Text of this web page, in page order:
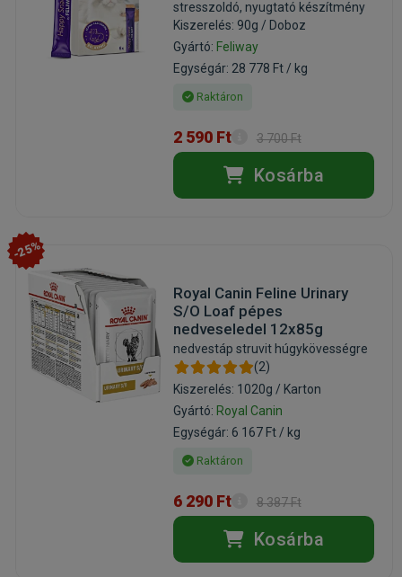
stresszoldó, nyugtató készítmény
Kiszerelés: 90g / Doboz
Gyártó: Feliway
Egységár: 28 778 Ft / kg
Raktáron
2 590 Ft 3 700 Ft
Kosárba
-25%
Royal Canin Feline Urinary
S/O Loaf pépes
nedveseledel 12x85g
nedvestáp struvit húgykövességre
(2)
Kiszerelés: 1020g / Karton
Gyártó: Royal Canin
Egységár: 6 167 Ft / kg
Raktáron
6 290 Ft 8 387 Ft
Kosárba